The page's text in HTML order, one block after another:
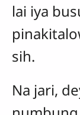
lai iya
sih.
Na jari,